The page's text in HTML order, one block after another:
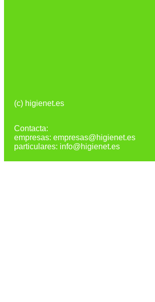
(c) higienet.es
Contacta:
empresas: empresas@higienet.es
particulares: info@higienet.es